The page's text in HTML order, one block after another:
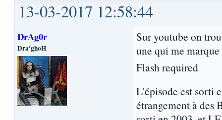
13-03-2017 12:58:44
DrAg0r
Dra'ghoH
Sur youtube on
une qui me
Flash required
L'épisode est sorti
étrangement à des